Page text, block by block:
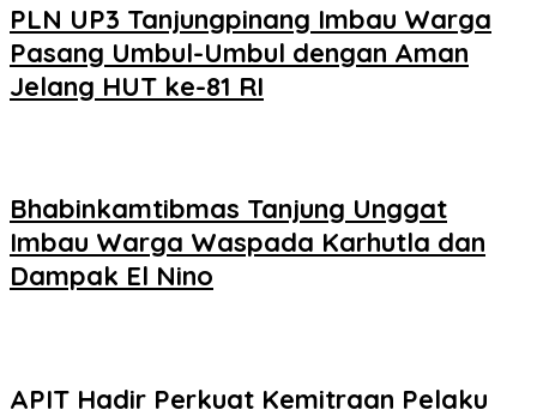
PLN UP3 Tanjungpinang Imbau Warga
Pasang Umbul-Umbul dengan Aman
Jelang HUT ke-81 RI
Bhabinkamtibmas Tanjung Unggat
Imbau Warga Waspada Karhutla dan
Dampak El Nino
APIT Hadir Perkuat Kemitraan Pelaku